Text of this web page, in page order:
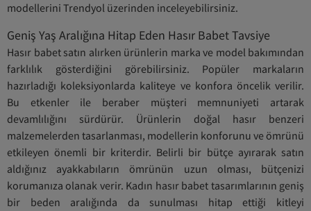
modellerini Trendyol üzerinden inceleyebilirsiniz.
Geniş Yaş Aralığına Hitap Eden Hasır Babet Tavsiye
Hasır babet satın alırken ürünlerin marka ve model bakımından
farklılık gösterdiğini görebilirsiniz. Popüler markaların
hazırladığı koleksiyonlarda kaliteye ve konfora öncelik verilir.
Bu etkenler ile beraber müşteri memnuniyeti artarak
devamlılığını sürdürür. Ürünlerin doğal hasır benzeri
malzemelerden tasarlanması, modellerin konforunu ve ömrünü
etkileyen önemli bir kriterdir. Belirli bir bütçe ayırarak satın
aldığınız ayakkabıların ömrünün uzun olması, bütçenizi
korumanıza olanak verir. Kadın hasır babet tasarımlarının geniş
bir beden aralığında da sunulması hitap ettiği kitleyi